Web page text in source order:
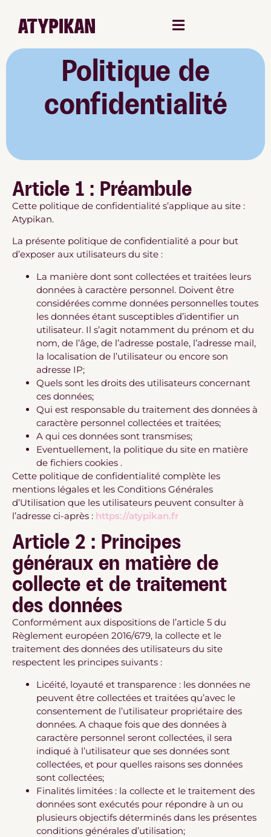
Politique de
confidentialité
Article 1 : Préambule
Cette politique de confidentialité s’applique au site :
Atypikan.
La présente politique de confidentialité a pour but
d’exposer aux utilisateurs du site :
La manière dont sont collectées et traitées leurs
données à caractère personnel. Doivent être
considérées comme données personnelles toutes
les données étant susceptibles d’identifier un
utilisateur. Il s’agit notamment du prénom et du
nom, de l’âge, de l’adresse postale, l’adresse mail,
la localisation de l’utilisateur ou encore son
adresse IP;
Quels sont les droits des utilisateurs concernant
ces données;
Qui est responsable du traitement des données à
caractère personnel collectées et traitées;
A qui ces données sont transmises;
Eventuellement, la politique du site en matière
de fichiers cookies .
Cette politique de confidentialité complète les
mentions légales et les Conditions Générales
d’Utilisation que les utilisateurs peuvent consulter à
l’adresse ci-après : https://atypikan.fr
Article 2 : Principes
généraux en matière de
collecte et de traitement
des données
Conformément aux dispositions de l’article 5 du
Règlement européen 2016/679, la collecte et le
traitement des données des utilisateurs du site
respectent les principes suivants :
Licéité, loyauté et transparence : les données ne
peuvent être collectées et traitées qu’avec le
consentement de l’utilisateur propriétaire des
données. A chaque fois que des données à
caractère personnel seront collectées, il sera
indiqué à l’utilisateur que ses données sont
collectées, et pour quelles raisons ses données
sont collectées;
Finalités limitées : la collecte et le traitement des
données sont exécutés pour répondre à un ou
plusieurs objectifs déterminés dans les présentes
conditions générales d’utilisation;